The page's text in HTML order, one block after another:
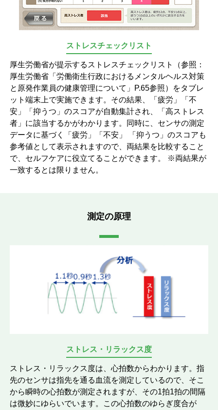
ストレスチェックリスト
厚生労働省が提示するストレスチェックリスト（参照：
厚生労働省「労働衛生行政におけるメンタルヘルス対策
と原発作業員の健康管理について」P.65参照）をタブレ
ット端末上で実施できます。その結果、「疲労」「不
安」「抑うつ」のスコアが自動集計され、「高ストレス
者」に該当するかがわかります。同時に、センサの測定
データに基づく「疲労」「不安」 「抑うつ」のスコアも
参考値として表示されますので、両結果を比較すること
で、セルフケアに役立てることができます。 ※両結果が
一致するとは限りません。
測定の原理
ストレス・リラックス度
ストレス・リラックス度は、心拍数からわかります。指
先のセンサは指先を通る血流を測定しているので、そこ
から瞬時の心拍数が測定されますが、その1拍1拍の間隔
は微妙にゆらいでいます。この心拍数のゆらぎ度合が